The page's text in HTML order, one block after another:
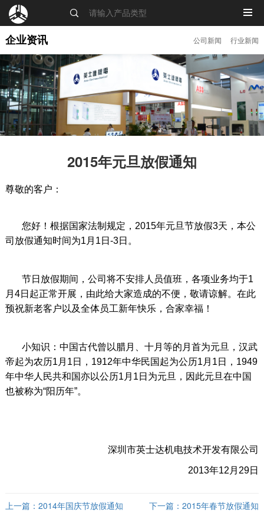
MENU
企业资讯 公司新闻 行业新闻
2015年元旦放假通知
尊敬的客户：
您好！根据国家法制规定，2015年元旦节放假3天，本公
司放假通知时间为1月1日-3日。
节日放假期间，公司将不安排人员值班，各项业务均于1
月4日起正常开展，由此给大家造成的不便，敬请谅解。在此
预祝新老客户以及全体员工新年快乐，合家幸福！
小知识：中国古代曾以腊月、十月等的月首为元旦，汉武
帝起为农历1月1日，1912年中华民国起为公历1月1日，1949
年中华人民共和国亦以公历1月1日为元旦，因此元旦在中国
也被称为“阳历年”。
深圳市英士达机电技术开发有限公司
2013年12月29日
上一篇： 2014年国庆节放假通知 下一篇：2015年春节放假通知